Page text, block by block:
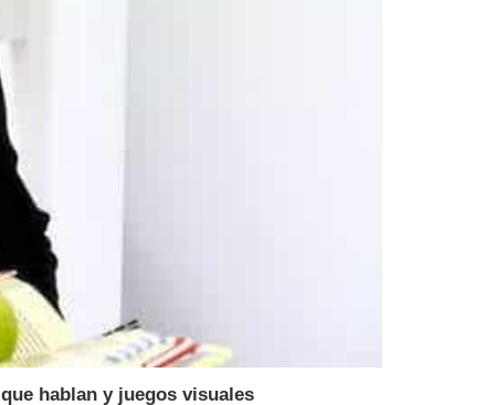
hablan y juegos visuales